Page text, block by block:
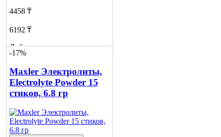
4458 ₸
6192 ₸
Добавить в корзину
6
-17%
Maxler Электролиты,
Electrolyte Powder 15
стиков, 6.8 гр